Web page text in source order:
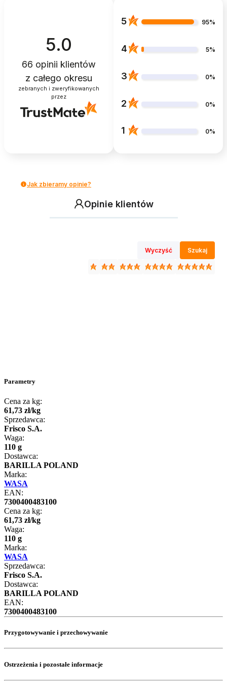
5.0
66 opinii klientów
z całego okresu
zebranych i zweryfikowanych
przez
5 95%
4 5%
3 0%
2 0%
1 0%
Jak zbieramy opinie?
Opinie klientów
Wyczyść Szukaj
Parametry
Cena za kg:
61,73 zł/kg
Sprzedawca:
Frisco S.A.
Waga:
110 g
Dostawca:
BARILLA POLAND
Marka:
WASA
EAN:
7300400483100
Cena za kg:
61,73 zł/kg
Waga:
110 g
Marka:
WASA
Sprzedawca:
Frisco S.A.
Dostawca:
BARILLA POLAND
EAN:
7300400483100
Przygotowywanie i przechowywanie
Ostrzeżenia i pozostałe informacje